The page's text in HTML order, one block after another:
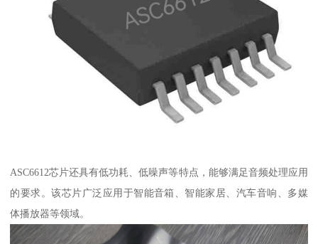
ASC6612芯片还具有低功耗、低噪声等特点，能够满足音频处理应用
的要求。该芯片广泛应用于智能音箱、智能家居、汽车音响、多媒
体播放器等领域。